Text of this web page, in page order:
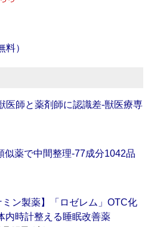
料）
医師と薬剤師に認識差‐獣医療専
似薬で中間整理‐77成分1042品
ミン製薬】「ロゼレム」OTC化
内時計整える睡眠改善薬